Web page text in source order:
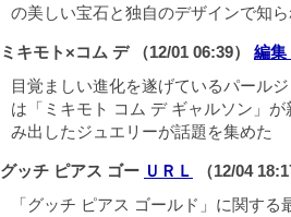
の美しい宝石と独自のデザインで知
ミキモト×コム デ （12/01 06:39） 編集
目覚ましい進化を遂げているパール
は「ミキモト コム デ ギャルソン」
み出したジュエリーが話題を集めた
グッチ ピアス ゴー ＵＲＬ
（12/04
「グッチ ピアス ゴールド」に関す